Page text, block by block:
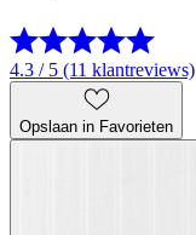
4.3 / 5 (11 klantreviews)
Opslaan in Favorieten